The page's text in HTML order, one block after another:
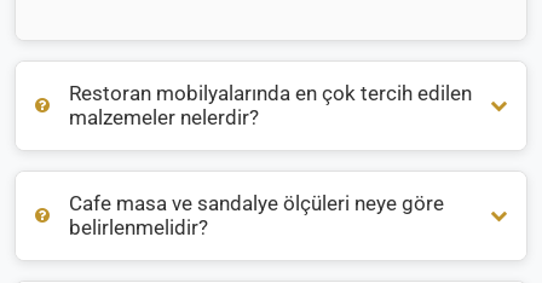
Restoran mobilyalarında en çok tercih edilen
malzemeler nelerdir?
Restoran mobilyalarında genellikleahşap ,metalverattan
malzemeler öne çıkar. İç mekanlarda sıcak bir atmosfer için
ahşap, dış mekanlarda ise hava koşullarına dayanıklı
Cafe masa ve sandalye ölçüleri neye göre
belirlenmelidir?